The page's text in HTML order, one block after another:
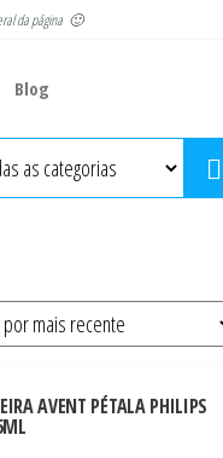
da página 🙂
Blog
AVENT PÉTALA PHILIPS